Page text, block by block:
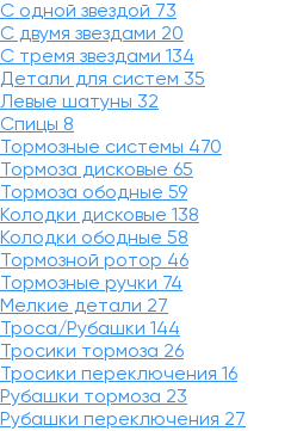
С одной звездой 73
С двумя звездами 20
С тремя звездами 134
Детали для систем 35
Левые шатуны 32
Спицы 8
Тормозные системы 470
Тормоза дисковые 65
Тормоза ободные 59
Колодки дисковые 138
Колодки ободные 58
Тормозной ротор 46
Тормозные ручки 74
Мелкие детали 27
Троса/Рубашки 144
Тросики тормоза 26
Тросики переключения 16
Рубашки тормоза 23
Рубашки переключения 27